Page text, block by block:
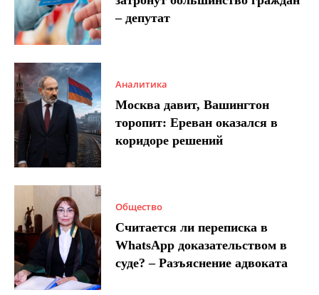
– депутат
Аналитика
Москва давит, Вашингтон
торопит: Ереван оказался в
коридоре решений
Общество
Считается ли переписка в
WhatsApp доказательством в
суде? – Разъяснение адвоката